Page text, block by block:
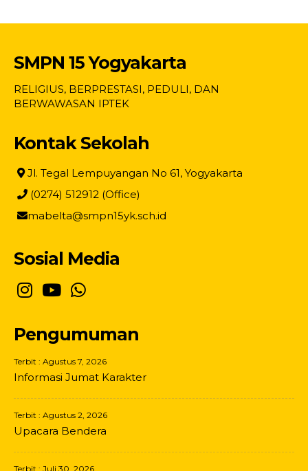
SMPN 15 Yogyakarta
RELIGIUS, BERPRESTASI, PEDULI, DAN
BERWAWASAN IPTEK
Kontak Sekolah
Jl. Tegal Lempuyangan No 61, Yogyakarta
(0274) 512912 (Office)
mabelta@smpn15yk.sch.id
Sosial Media
Pengumuman
Terbit : Agustus 7, 2026
Informasi Jumat Karakter
Terbit : Agustus 2, 2026
Upacara Bendera
Terbit : Juli 30, 2026